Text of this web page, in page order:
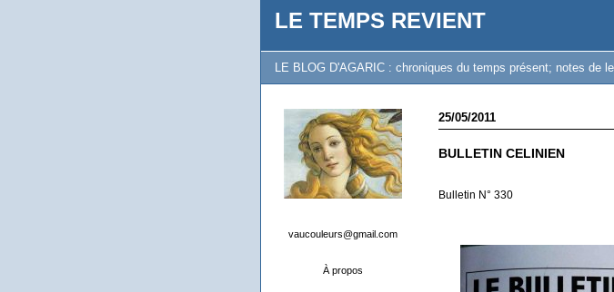
LE TEMPS REVIENT
LE BLOG D'AGARIC : chroniques du temps présent; notes de
vaucouleurs@gmail.com
À propos
25/05/2011
BULLETIN CELINIEN
Bulletin N° 330